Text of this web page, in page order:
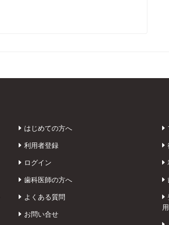
はじめての方へ
利用者登録
ログイン
歯科医師の方へ
よくある質問
お問い合せ